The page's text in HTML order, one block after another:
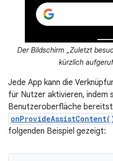
Der Bildschirm „Zuletzt
kürzlich
Jede App kann die
für Nutzer aktivieren, indem
Benutzeroberfläche
folgenden Beispiel gezeigt: